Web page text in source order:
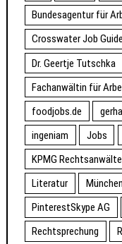
Bundesagentur für
Crosswater Job Guide
Dr. Geertje Tutschka
Fachanwältin für
foodjobs.de
ingeniam
Jobs
KPMG Rechtsanwälte
Literatur
München
PinterestSkype AG
Rechtsprechung